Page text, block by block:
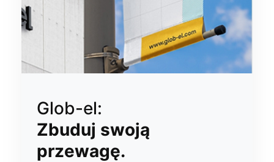
Glob-el:
Zbuduj swoją
przewagę.